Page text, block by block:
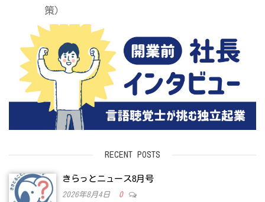
策）
RECENT POSTS
きらっとニュース8月号
2026年8月4日 0